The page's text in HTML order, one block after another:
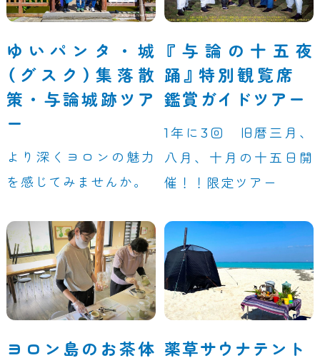
ゆいパンタ・城
（グスク）集落散
策・与論城跡ツア
ー
より深くヨロンの魅力
を感じてみませんか。
『与論の十五夜
踊』特別観覧席
鑑賞ガイドツアー
1年に3回 旧暦三月、
八月、十月の十五日開
催！！限定ツアー
ヨロン島のお茶体 薬草サウナテント